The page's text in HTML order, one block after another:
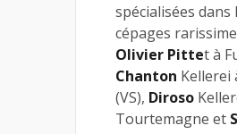
spécialisées dans
cépages
Olivier Pittet à
Chanton Kellerei
(VS), Diroso
Tourtemagne et